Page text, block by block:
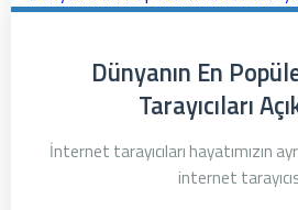
Dünyanın En
Tarayıcıları
İnternet tarayıcıları hayatımızın
internet